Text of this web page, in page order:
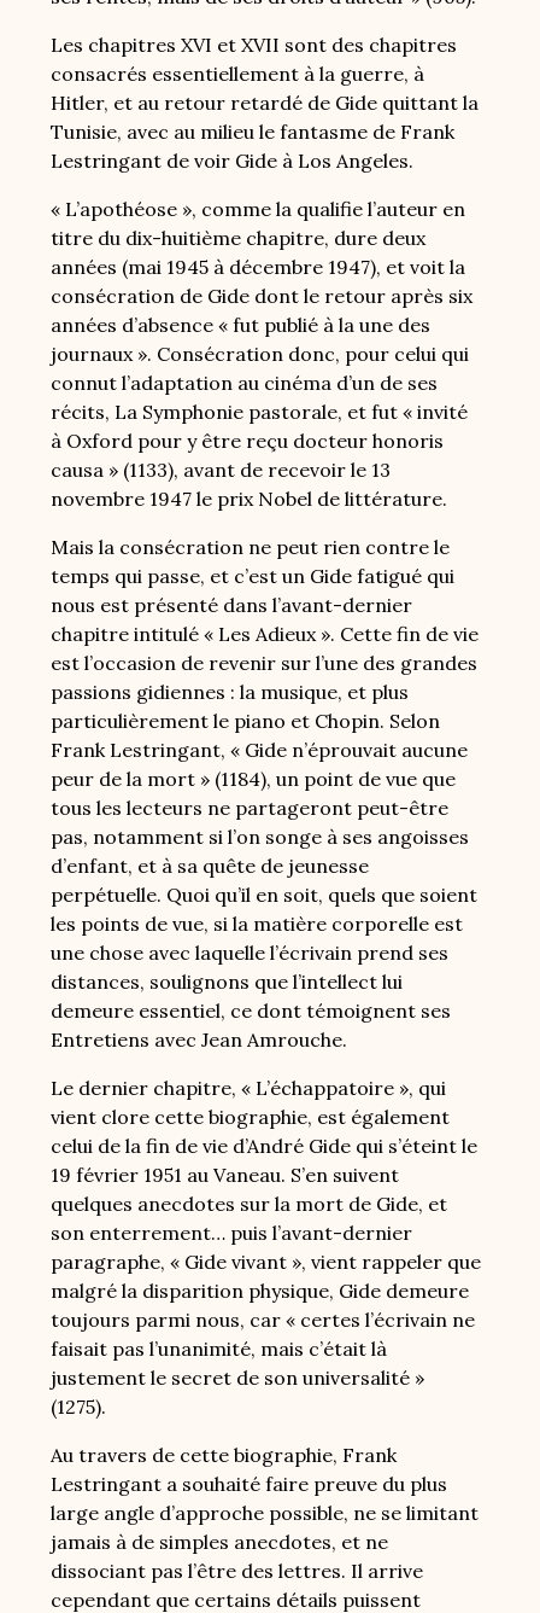
Les chapitres XVI et XVII sont des chapitres
consacrés essentiellement à la guerre, à
Hitler, et au retour retardé de Gide quittant la
Tunisie, avec au milieu le fantasme de Frank
Lestringant de voir Gide à Los Angeles.
« L’apothéose », comme la qualifie l’auteur en
titre du dix-huitième chapitre, dure deux
années (mai 1945 à décembre 1947), et voit la
consécration de Gide dont le retour après six
années d’absence « fut publié à la une des
journaux ». Consécration donc, pour celui qui
connut l’adaptation au cinéma d’un de ses
récits, La Symphonie pastorale, et fut « invité
à Oxford pour y être reçu docteur honoris
causa » (1133), avant de recevoir le 13
novembre 1947 le prix Nobel de littérature.
Mais la consécration ne peut rien contre le
temps qui passe, et c’est un Gide fatigué qui
nous est présenté dans l’avant-dernier
chapitre intitulé « Les Adieux ». Cette fin de vie
est l’occasion de revenir sur l’une des grandes
passions gidiennes : la musique, et plus
particulièrement le piano et Chopin. Selon
Frank Lestringant, « Gide n’éprouvait aucune
peur de la mort » (1184), un point de vue que
tous les lecteurs ne partageront peut-être
pas, notamment si l’on songe à ses angoisses
d’enfant, et à sa quête de jeunesse
perpétuelle. Quoi qu’il en soit, quels que soient
les points de vue, si la matière corporelle est
une chose avec laquelle l’écrivain prend ses
distances, soulignons que l’intellect lui
demeure essentiel, ce dont témoignent ses
Entretiens avec Jean Amrouche.
Le dernier chapitre, « L’échappatoire », qui
vient clore cette biographie, est également
celui de la fin de vie d’André Gide qui s’éteint le
19 février 1951 au Vaneau. S’en suivent
quelques anecdotes sur la mort de Gide, et
son enterrement… puis l’avant-dernier
paragraphe, « Gide vivant », vient rappeler que
malgré la disparition physique, Gide demeure
toujours parmi nous, car « certes l’écrivain ne
faisait pas l’unanimité, mais c’était là
justement le secret de son universalité »
(1275).
Au travers de cette biographie, Frank
Lestringant a souhaité faire preuve du plus
large angle d’approche possible, ne se limitant
jamais à de simples anecdotes, et ne
dissociant pas l’être des lettres. Il arrive
cependant que certains détails puissent